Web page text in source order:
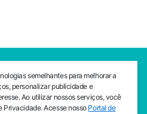
CEJAM
São Paulo, 01503-001
- 1818
semelhantes para melhorar a
personalizar publicidade e
Ao utilizar nossos serviços, você
Privacidade. Acesse nosso Portal de